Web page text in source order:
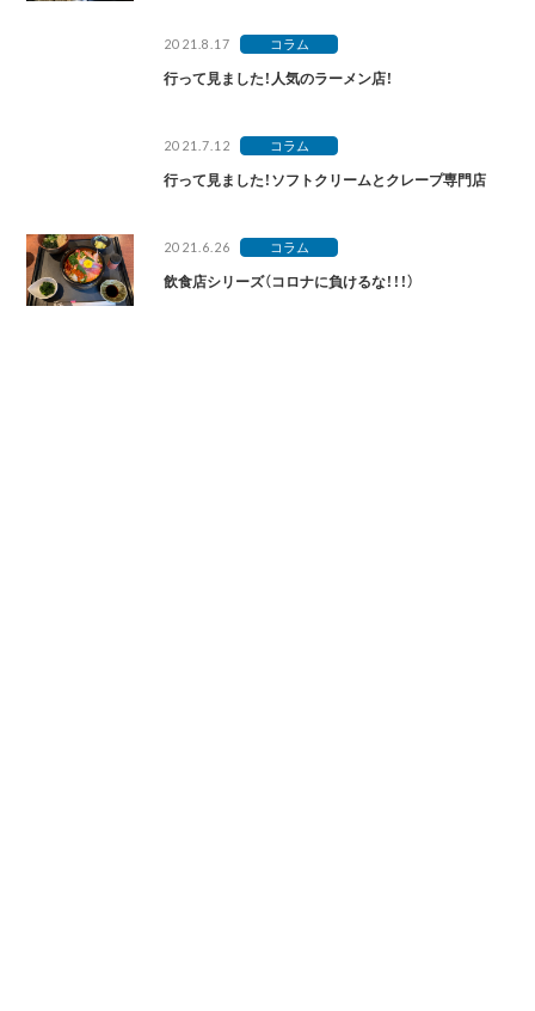
2021.8.17 コラム
行って見ました！人気のラーメン店！
2021.7.12 コラム
行って見ました！ソフトクリームとクレープ専門店
2021.6.26 コラム
飲食店シリーズ（コロナに負けるな！！！）